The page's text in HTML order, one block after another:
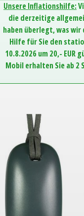
Unsere Inflationshilfe:
die derzeitige
haben überlegt, was
Hilfe für Sie den
10.8.2026 um 20,-
Mobil erhalten Sie ab 2